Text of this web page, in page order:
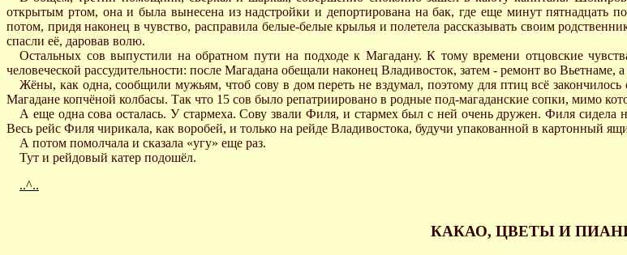
открытым ртом, она и была вынесена из надстройки и депортирована на бак, где еще минут пятнадцать
потом, придя наконец в чувство, расправила белые-белые крылья и полетела рассказывать своим
спасли её, даровав волю.
Остальных сов выпустили на обратном пути на подходе к Магадану. К тому времени отцовские
человеческой рассудительности: после Магадана обещали наконец Владивосток, затем - ремонт во Вьетнаме,
Жёны, как одна, сообщили мужьям, чтоб сову в дом переть не вздумал, поэтому для птиц всё
Магадане копчёной колбасы. Так что 15 сов было репатриировано в родные под-магаданские сопки, мимо
А еще одна сова осталась. У стармеха. Сову звали Филя, и стармех был с ней очень дружен. Филя сидела
Весь рейс Филя чирикала, как воробей, и только на рейде Владивостока, будучи упакованной в картонный
А потом помолчала и сказала «угу» еще раз.
Тут и рейдовый катер подошёл.
..^..
КАКАО, ЦВЕТЫ И